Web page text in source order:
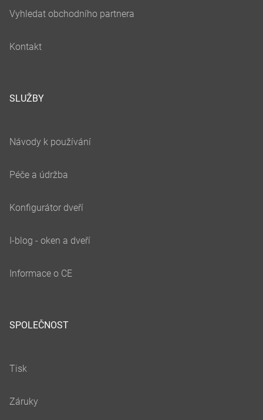
SLUŽBY
SPOLEČNOST